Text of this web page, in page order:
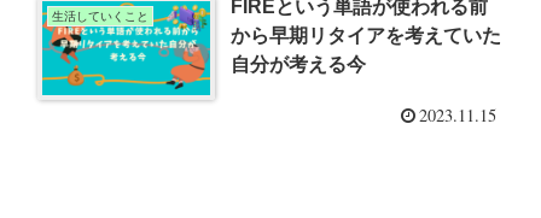
生活していくこと
FIREという単語が使われる前
から早期リタイアを考えていた
自分が考える今
2023.11.15